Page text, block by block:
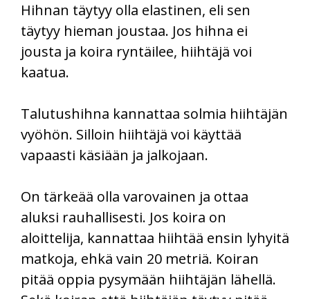
Hihnan täytyy olla elastinen, eli sen
täytyy hieman joustaa. Jos hihna ei
jousta ja koira ryntäilee, hiihtäjä voi
kaatua.
Talutushihna kannattaa solmia hiihtäjän
vyöhön. Silloin hiihtäjä voi käyttää
vapaasti käsiään ja jalkojaan.
On tärkeää olla varovainen ja ottaa
aluksi rauhallisesti. Jos koira on
aloittelija, kannattaa hiihtää ensin lyhyitä
matkoja, ehkä vain 20 metriä. Koiran
pitää oppia pysymään hiihtäjän lähellä.